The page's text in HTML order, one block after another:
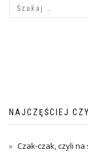
NAJCZĘŚCIEJ
Czak-czak, czyli